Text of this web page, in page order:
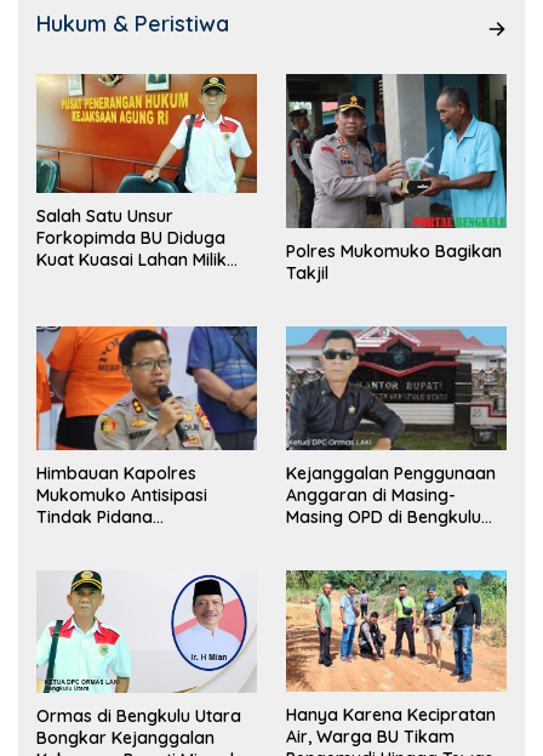
Hukum & Peristiwa
Salah Satu Unsur
Forkopimda BU Diduga
Kuat Kuasai Lahan Milik
Polres Mukomuko Bagikan
Takjil
Himbauan Kapolres
Mukomuko Antisipasi
Tindak Pidana
Kejanggalan Penggunaan
Anggaran di Masing-
Masing OPD di Bengkulu
Ormas di Bengkulu Utara
Bongkar Kejanggalan
Hanya Karena Kecipratan
Air, Warga BU Tikam